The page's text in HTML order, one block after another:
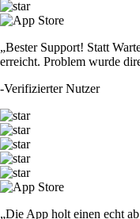
„Bester Support! Statt
erreicht. Problem wurde
-Verifizierter Nutzer
„Die App holt einen echt